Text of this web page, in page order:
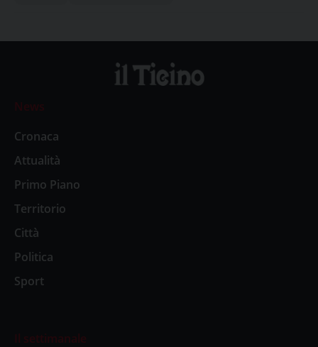
News
Cronaca
Attualità
Primo Piano
Territorio
Città
Politica
Sport
Il settimanale